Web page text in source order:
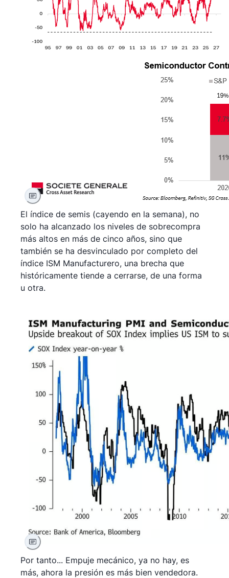
El índice de semis (cayendo en la semana), no
solo ha alcanzado los niveles de sobrecompra
más altos en más de cinco años, sino que
también se ha desvinculado por completo del
índice ISM Manufacturero, una brecha que
históricamente tiende a cerrarse, de una forma
u otra.
Por tanto... Empuje mecánico, ya no hay, es
más, ahora la presión es más bien vendedora.